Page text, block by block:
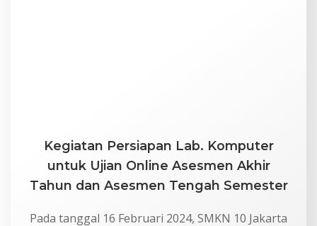
Kegiatan Persiapan Lab. Komputer
untuk Ujian Online Asesmen Akhir
Tahun dan Asesmen Tengah Semester
Pada tanggal 16 Februari 2024, SMKN 10 Jakarta